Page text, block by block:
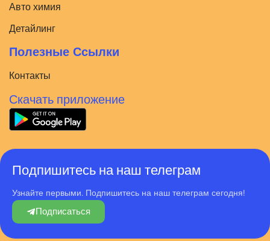
Авто химия
Детайлинг
Полезные Ссылки
Контакты
Скачать приложение
Подпишитесь на наш телеграм
Узнайте первыми. Подпишитесь на наш телеграм сегодня!
Подписаться